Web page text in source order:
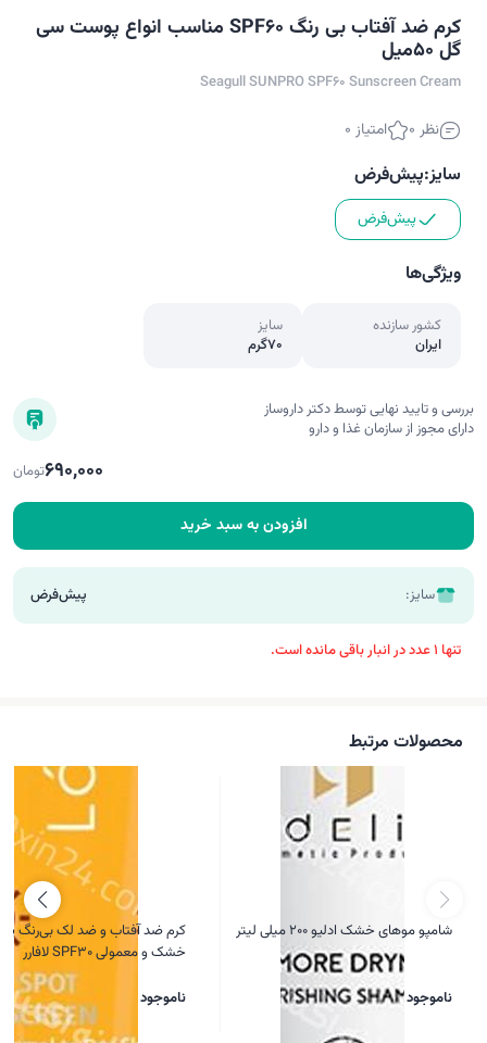
کرم ضد آفتاب بی رنگ SPF60 مناسب انواع پوست سی
گل 50میل
Seagull SUNPRO SPF60 Sunscreen Cream
نظر 0 امتیاز 0
سایز:پیش‌فرض
پیش‌فرض
ویژگی‌ها
کشور سازنده
ایران
سایز
70گرم
بررسی و تایید نهایی توسط دکتر داروساز
دارای مجوز از سازمان غذا و دارو
690,000تومان
افزودن به سبد خرید
سایز: پیش‌فرض
تنها 1 عدد در انبار باقی مانده است.
محصولات مرتبط
شامپو موهای خشک ادلیو 200 میلی لیتر
ناموجود
کرم ضد آفتاب و ضد لک بی‌رنگ
خشک و معمولی SPF30 لافارر
ناموجود